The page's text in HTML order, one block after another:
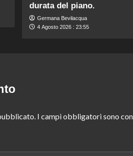
durata del piano.
Germana Bevilacqua
4 Agosto 2026 : 23:55
I campi obbligatori sono